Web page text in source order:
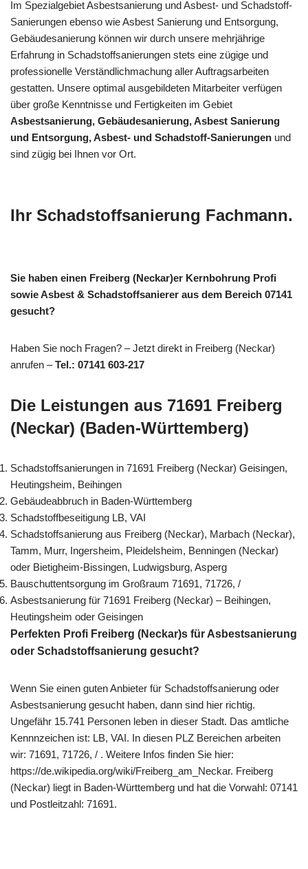
Im Spezialgebiet Asbestsanierung und Asbest- und Schadstoff-
Sanierungen ebenso wie Asbest Sanierung und Entsorgung,
Gebäudesanierung können wir durch unsere mehrjährige
Erfahrung in Schadstoffsanierungen stets eine zügige und
professionelle Verständlichmachung aller Auftragsarbeiten
gestatten. Unsere optimal ausgebildeten Mitarbeiter verfügen
über große Kenntnisse und Fertigkeiten im Gebiet
Asbestsanierung, Gebäudesanierung, Asbest Sanierung
und Entsorgung, Asbest- und Schadstoff-Sanierungen und
sind zügig bei Ihnen vor Ort.
Ihr Schadstoffsanierung Fachmann.
Sie haben einen Freiberg (Neckar)er Kernbohrung Profi
sowie Asbest & Schadstoffsanierer aus dem Bereich 07141
gesucht?
Haben Sie noch Fragen? – Jetzt direkt in Freiberg (Neckar)
anrufen –Tel.: 07141 603-217
Die Leistungen aus 71691 Freiberg
(Neckar) (Baden-Württemberg)
Schadstoffsanierungen in 71691 Freiberg (Neckar) Geisingen,
Heutingsheim, Beihingen
Gebäudeabbruch in Baden-Württemberg
Schadstoffbeseitigung LB, VAI
Schadstoffsanierung aus Freiberg (Neckar), Marbach (Neckar),
Tamm, Murr, Ingersheim, Pleidelsheim, Benningen (Neckar)
oder Bietigheim-Bissingen, Ludwigsburg, Asperg
Bauschuttentsorgung im Großraum 71691, 71726, /
Asbestsanierung für 71691 Freiberg (Neckar) – Beihingen,
Heutingsheim oder Geisingen
Perfekten Profi Freiberg (Neckar)s für Asbestsanierung
oder Schadstoffsanierung gesucht?
Wenn Sie einen guten Anbieter für Schadstoffsanierung oder
Asbestsanierung gesucht haben, dann sind hier richtig.
Ungefähr 15.741 Personen leben in dieser Stadt. Das amtliche
Kennnzeichen ist: LB, VAI. In diesen PLZ Bereichen arbeiten
wir: 71691, 71726, / . Weitere Infos finden Sie hier:
https://de.wikipedia.org/wiki/Freiberg_am_Neckar. Freiberg
(Neckar) liegt in Baden-Württemberg und hat die Vorwahl: 07141
und Postleitzahl: 71691.